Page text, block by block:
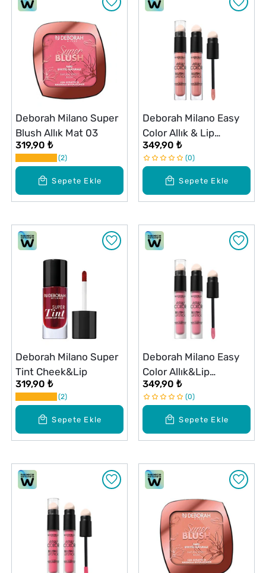
Sepete Ekle
Deborah Milano Super
Blush Allık Mat 03
319,90 ₺
2
Sepete Ekle
Deborah Milano Easy
Color Allık & Lip
Hyaluronik Asit No: 07
349,90 ₺
0
Sepete Ekle
Deborah Milano Super
Tint Cheek&Lip
319,90 ₺
2
Sepete Ekle
Deborah Milano Easy
Color Allık&Lip
Hyaluronik Asit No: 02
349,90 ₺
0